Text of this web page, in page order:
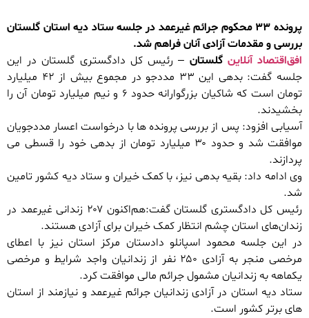
پرونده ۳۳ محکوم جرائم غیرعمد در جلسه ستاد دیه استان گلستان
بررسی و مقدمات آزادی آنان فراهم شد.
افق‌اقتصاد آنلاین گلستان – رئیس کل دادگستری گلستان در این
جلسه گفت: بدهی این ۳۳ مددجو در مجموع بیش از ۴۲ میلیارد
تومان است که شاکیان بزرگوارانه حدود ۶ و نیم میلیارد تومان آن را
بخشیدند.
آسیابی افزود: پس از بررسی پرونده ها با درخواست اعسار مددجویان
موافقت شد و حدود ۳۰ میلیارد تومان از بدهی خود را قسطی می
پردازند.
وی ادامه داد: بقیه بدهی نیز، با کمک خیران و ستاد دیه کشور تامین
شد.
رئیس کل دادگستری گلستان گفت:هم‌اکنون ۲۰۷ زندانی غیرعمد در
زندان‌های استان چشم انتظار کمک خیران برای آزادی هستند.
در این جلسه محمود اسپانلو دادستان مرکز استان نیز با اعطای
مرخصی منجر به آزادی ۲۵۰ نفر از زندانیان واجد شرایط و مرخصی
یکماهه به زندانیان مشمول جرائم مالی موافقت کرد.
ستاد دیه استان در آزادی زندانیان جرائم غیرعمد و نیازمند از استان
های برتر کشور است.